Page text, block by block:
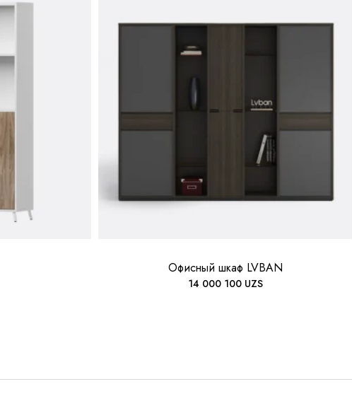
Офисный шкаф LVBAN
14 000 100 UZS